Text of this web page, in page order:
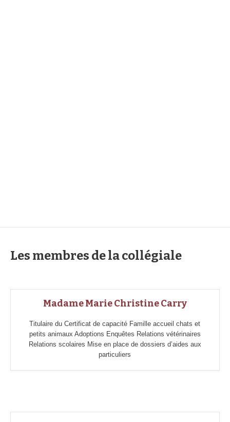
Les membres de la collégiale
Madame Marie Christine Carry
Titulaire du Certificat de capacité Famille accueil chats et
petits animaux Adoptions Enquêtes Relations vétérinaires
Relations scolaires Mise en place de dossiers d’aides aux
particuliers